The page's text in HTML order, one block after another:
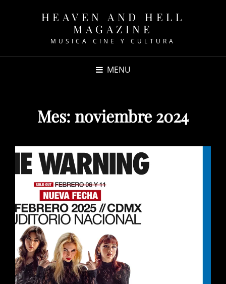
HEAVEN AND HELL
MAGAZINE
MUSICA CINE Y CULTURA
MENU
Mes: noviembre 2024